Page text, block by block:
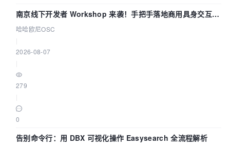
南京线下开发者 Workshop 来袭！手把手落地商用具身交互智
能 Agent 应用
哈哈欧尼OSC
2026-08-07
279
0
告别命令行：用 DBX 可视化操作 Easysearch 全流程解析